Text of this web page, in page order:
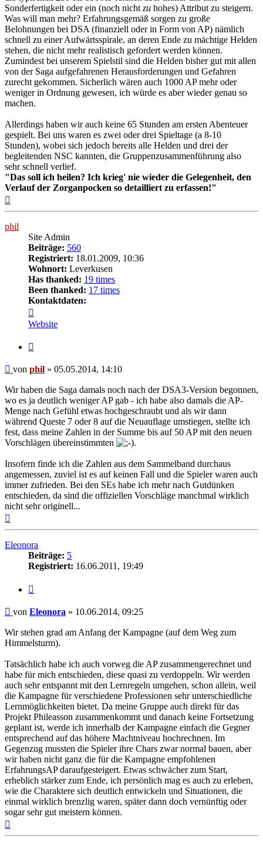
Sonderfertigkeit oder ein (noch nicht zu hohes) Attribut zu steigern.
Was will man mehr? Erfahrungsgemäß sorgen zu große
Belohnungen bei DSA (finanziell oder in Form von AP) nämlich
schnell zu einer Aufwärtsspirale, an deren Ende zu mächtige Helden
stehen, die nicht mehr realistisch gefordert werden können.
Zumindest bei unserem Spielstil sind die Helden bisher gut mit allen
von der Saga aufgefahrenen Herausforderungen und Gefahren
zurecht gekommen. Sicherlich wären auch 1000 AP mehr oder
weniger in Ordnung gewesen, ich würde es aber wieder genau so
machen.
Allerdings haben wir auch keine 65 Stunden am ersten Abenteuer
gespielt. Bei uns waren es zwei oder drei Spieltage (a 8-10
Stunden), wobei sich jedoch bereits alle Helden und drei der
begleitenden NSC kannten, die Gruppenzusammenführung also
sehr schnell verlief.
"Das soll ich heilen? Ich krieg' nie wieder die Gelegenheit, den
Verlauf der Zorganpocken so detailliert zu erfassen!"
phil
Site Admin
Beiträge: 560
Registriert: 18.01.2009, 10:36
Wohnort: Leverkusen
Has thanked: 19 times
Been thanked: 17 times
Kontaktdaten:
von
phil
Website
Beitrag
von phil » 05.05.2014, 14:10
Wir haben die Saga damals noch nach der DSA3-Version begonnen,
wo es ja deutlich weniger AP gab - ich habe also damals die AP-
Menge nach Gefühl etwas hochgeschraubt und als wir dann
während Queste 7 oder 8 auf die Neuauflage umstiegen, stellte ich
fest, dass meine Zahlen in der Summe bis auf 50 AP mit den neuen
Vorschlägen übereinstimmten
.
Insofern finde ich die Zahlen aus dem Sammelband durchaus
angemessen, zuviel ist es auf keinen Fall und die Spieler waren auch
immer zufrieden. Bei den SEs habe ich mehr nach Gutdünken
entschieden, da sind die offiziellen Vorschläge manchmal wirklich
nicht sehr originell...
oben
Eleonora
Beiträge: 5
Registriert: 16.06.2011, 19:49
Beitrag
von Eleonora » 10.06.2014, 09:25
Wir stehen grad am Anfang der Kampagne (auf dem Weg zum
Himmelsturm).
Tatsächlich habe ich auch vorweg die AP zusammengerechnet und
habe für mich entschieden, diese quasi zu verdoppeln. Wir werden
auch sehr entspannt mit den Lernregeln umgehen, schon allein, weil
die Kampagne für verschiedene Professionen sehr unterschiedliche
Lernmöglichkeiten bietet. Da meine Gruppe auch direkt für das
Projekt Phileasson zusammenkommt und danach keine Fortsetzung
geplant ist, werde ich innerhalb der Kampagne einfach die Gegner
entsprechend auf das höhere Machtniveau hochrechnen. Im
Gegenzug mussten die Spieler ihre Chars zwar normal bauen, aber
wir haben nicht ganz die für die Kampagne empfohlenen
ErfahrungsAP daraufgesteigert. Etwas schwächer zum Start,
erheblich stärker zum Ende, ich persönlich mag es auch zu erleben,
wie die Charaktere sich deutlich entwickeln und Situationen, die
einmal wirklich brenzlig waren, später dann doch vernünftig oder
sogar sehr gut meistern können.